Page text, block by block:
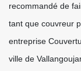
recommandé de
tant que couvreur
entreprise
ville de